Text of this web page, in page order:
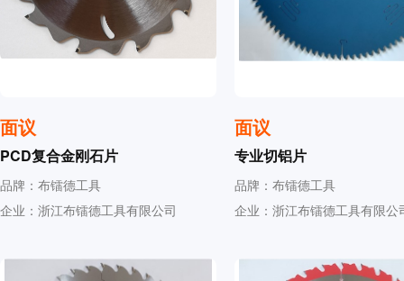
面议
PCD复合金刚石片
品牌：布镭德工具
企业：浙江布镭德工具有限公司
面议
专业切铝片
品牌：布镭德工具
企业：浙江布镭德工具有限公